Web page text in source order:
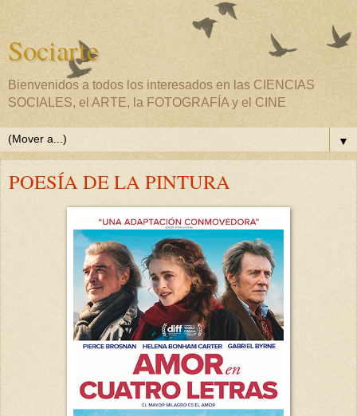
Sociarte
Bienvenidos a todos los interesados en las CIENCIAS
SOCIALES, el ARTE, la FOTOGRAFÍA y el CINE
▼
POESÍA DE LA PINTURA